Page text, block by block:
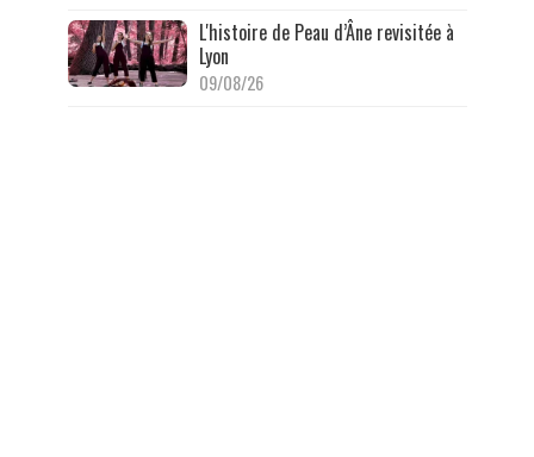
L'histoire de Peau d’Âne revisitée à
Lyon
09/08/26